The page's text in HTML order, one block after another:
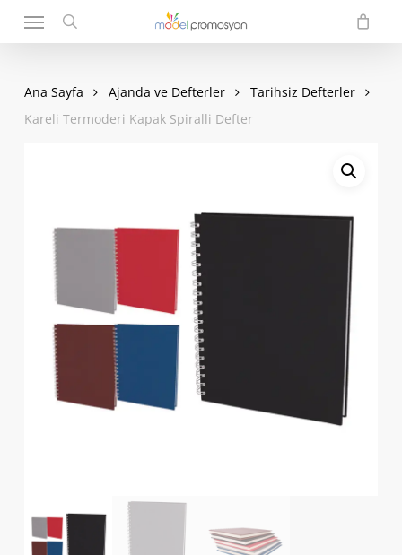
search
Menu
Ana Sayfa Ajanda ve Defterler
Tarihsiz Defterler
Kareli Termoderi Kapak Spiralli Defter